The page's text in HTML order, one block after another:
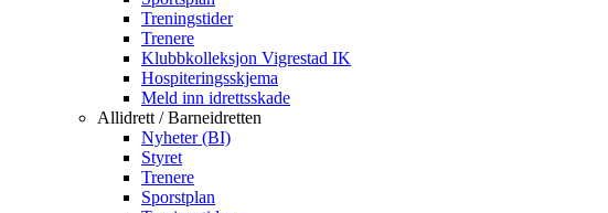
Treningstider
Trenere
Klubbkolleksjon Vigrestad IK
Hospiteringsskjema
Meld inn idrettsskade
Allidrett / Barneidretten
Nyheter (BI)
Styret
Trenere
Sporstplan